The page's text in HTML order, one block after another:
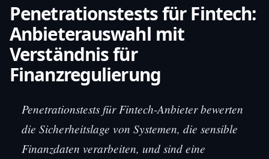
Penetrationstests für Fintech:
Anbieterauswahl mit
Verständnis für
Finanzregulierung
Penetrationstests für Fintech-Anbieter bewerten
die Sicherheitslage von Systemen, die sensible
Finanzdaten verarbeiten, und sind eine